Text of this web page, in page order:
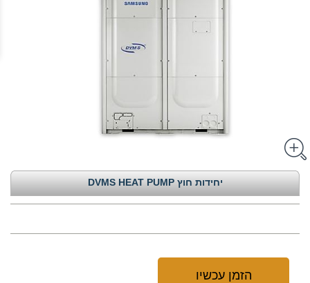
יחידות חוץ DVMS HEAT PUMP
הזמן עכשיו